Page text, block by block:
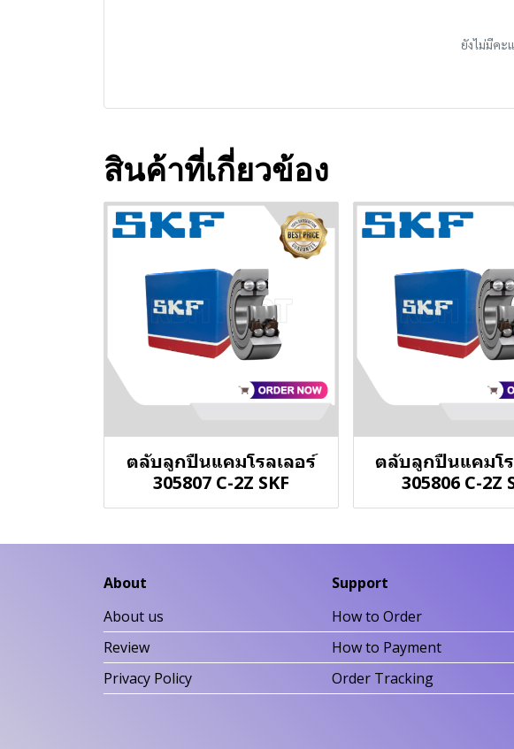
ยังไม่มีคะ
สินค้าที่เกี่ยวข้อง
ตลับลูกปืนแคมโรลเลอร์
305807 C-2Z SKF
ตลับลูกปืนแคมโ
305806 C-2Z
About
About us
Review
Privacy Policy
Support
How to Order
How to Payment
Order Tracking